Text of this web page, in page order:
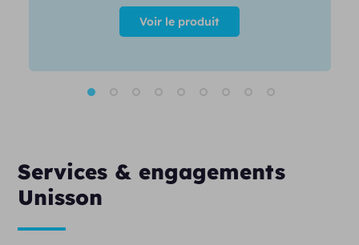
Voir le produit
Services & engagements
Unisson